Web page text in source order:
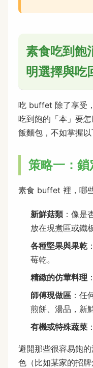
素食吃到飽
明選擇與吃
吃 buffet 除了享受
吃到飽的「本」要
飯麵包，不如掌握以
策略一：
素食 buffet 裡，哪
新鮮菇類：像是
放在現煮區或鐵
各種堅果與果乾
莓乾。
精緻的仿葷料理
師傅現做區 ：任
煎餅、湯品，新
有機或特殊蔬菜
避開那些很容易飽
色（比如某家的招牌